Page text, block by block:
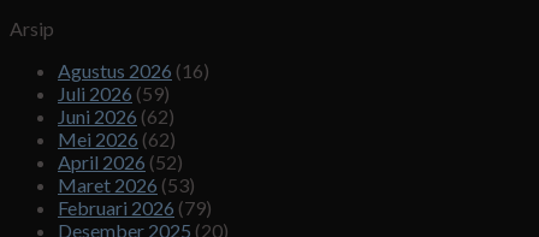
Arsip
Agustus 2026 (16)
Juli 2026 (59)
Juni 2026 (62)
Mei 2026 (62)
April 2026 (52)
Maret 2026 (53)
Februari 2026 (79)
Desember 2025 (20)